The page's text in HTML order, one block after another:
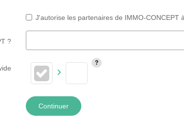
J'autorise les partenaires de IMMO-CONCEPT
?
Continuer